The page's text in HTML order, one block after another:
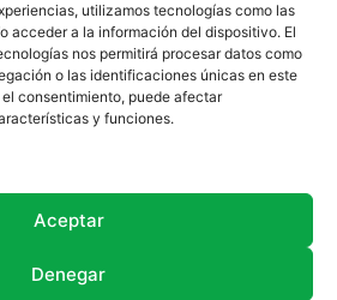
utilizamos tecnologías como las
acceder a la información del dispositivo. El
nos permitirá procesar datos como
o las identificaciones únicas en este
consentimiento, puede afectar
y funciones.
Aceptar
Denegar
Artículos
Escaparate
Enlaces de interés
NEWSLETTER